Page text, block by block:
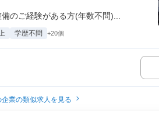
のご経験がある方(年数不問)...
学歴不問 +20個
企業の類似求人を見る